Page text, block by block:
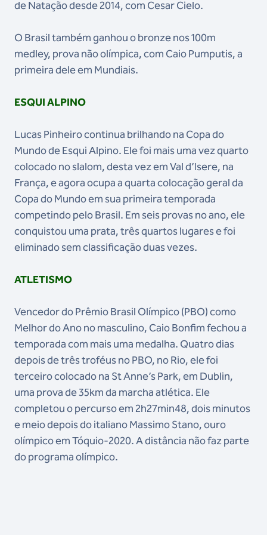
de Natação desde 2014, com Cesar Cielo.
O Brasil também ganhou o bronze nos 100m
medley, prova não olímpica, com Caio Pumputis, a
primeira dele em Mundiais.
ESQUI ALPINO
Lucas Pinheiro continua brilhando na Copa do
Mundo de Esqui Alpino. Ele foi mais uma vez quarto
colocado no slalom, desta vez em Val d’Isere, na
França, e agora ocupa a quarta colocação geral da
Copa do Mundo em sua primeira temporada
competindo pelo Brasil. Em seis provas no ano, ele
conquistou uma prata, três quartos lugares e foi
eliminado sem classificação duas vezes.
ATLETISMO
Vencedor do Prêmio Brasil Olímpico (PBO) como
Melhor do Ano no masculino, Caio Bonfim fechou a
temporada com mais uma medalha. Quatro dias
depois de três troféus no PBO, no Rio, ele foi
terceiro colocado na St Anne’s Park, em Dublin,
uma prova de 35km da marcha atlética. Ele
completou o percurso em 2h27min48, dois minutos
e meio depois do italiano Massimo Stano, ouro
olímpico em Tóquio-2020. A distância não faz parte
do programa olímpico.